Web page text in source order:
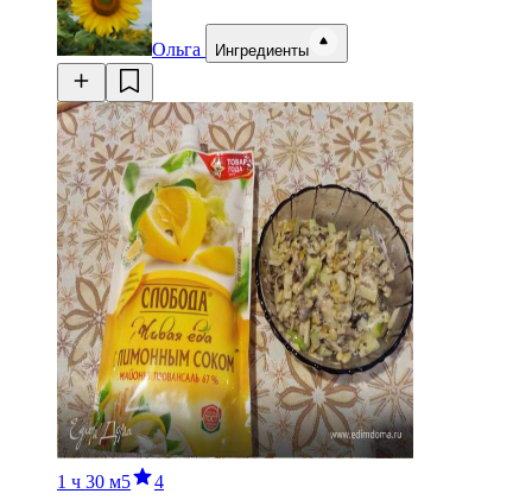
Ольга Ингредиенты
1 ч 30 м5 4